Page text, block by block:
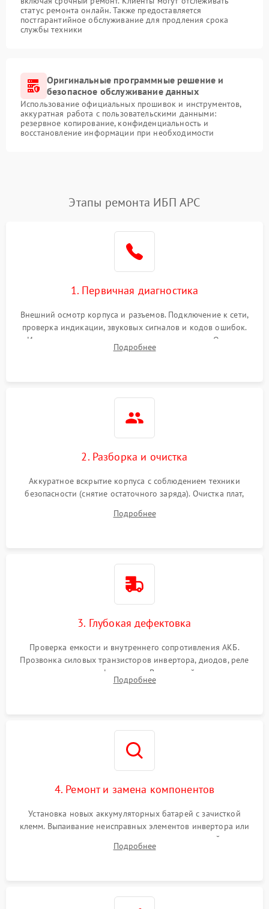
статус ремонта онлайн. Также предоставляется
постгарантийное обслуживание для продления срока
службы техники
Оригинальные программные решение и
безопасное обслуживание данных
Использование официальных прошивок и инструментов,
аккуратная работа с пользовательскими данными:
резервное копирование, конфиденциальность и
восстановление информации при необходимости
Этапы ремонта ИБП APC
1. Первичная диагностика
Внешний осмотр корпуса и разъемов. Подключение к сети,
проверка индикации, звуковых сигналов и кодов ошибок.
Измерение входного и выходного напряжения. Оценка
реакции ИБП на отключение основного питания без
Подробнее
2. Разборка и очистка
Аккуратное вскрытие корпуса с соблюдением техники
безопасности (снятие остаточного заряда). Очистка плат,
и кистей для предотвращения перегрева и замыканий.
Подробнее
3. Глубокая дефектовка
Проверка емкости и внутреннего сопротивления АКБ.
Прозвонка силовых транзисторов инвертора, диодов, реле
переключения и трансформатора. Визуальный поиск вздутых
конденсаторов и прогаров на печатной плате.
Подробнее
4. Ремонт и замена компонентов
Установка новых аккумуляторных батарей с зачисткой
клемм. Выпаивание неисправных элементов инвертора или
цепи зарядки и монтаж новых радиодеталей.
Восстановление поврежденных токоведущих дорожек и
Подробнее